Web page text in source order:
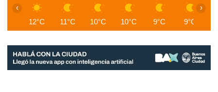
12°C 11°C 10°C 10°C 9°C 9°C
‹ ›